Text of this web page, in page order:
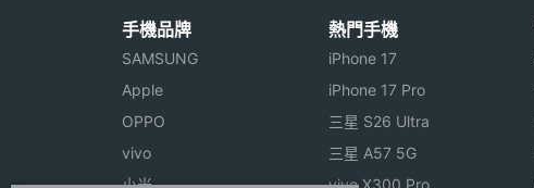
手機品牌
SAMSUNG
Apple
OPPO
vivo
熱門手機
iPhone 17
iPhone 17 Pro
三星 S26 Ultra
三星 A57 5G